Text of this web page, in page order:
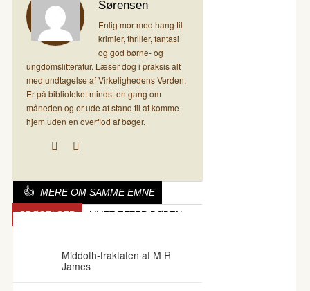
Sørensen
Enlig mor med hang til
krimier, thriller, fantasi
og god børne- og
ungdomslitteratur. Læser dog i praksis alt
med undtagelse af Virkelighedens Verden.
Er på biblioteket mindst en gang om
måneden og er ude af stand til at komme
hjem uden en overflod af bøger.
MERE OM SAMME EMNE
SPØGELSER LIVET EFTER DØDEN
Middoth-traktaten af M R
James